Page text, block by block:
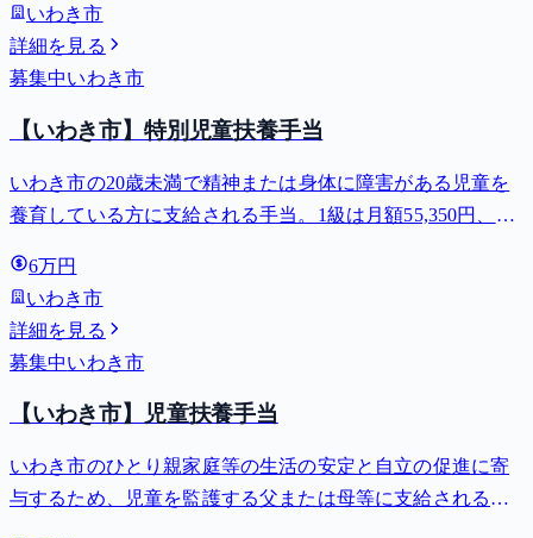
いわき市
詳細を見る
募集中いわき市
【いわき市】特別児童扶養手当
いわき市の20歳未満で精神または身体に障害がある児童を
養育している方に支給される手当。1級は月額55,350円、2
6万円
いわき市
詳細を見る
募集中いわき市
【いわき市】児童扶養手当
いわき市のひとり親家庭等の生活の安定と自立の促進に寄
与するため、児童を監護する父または母等に支給される手